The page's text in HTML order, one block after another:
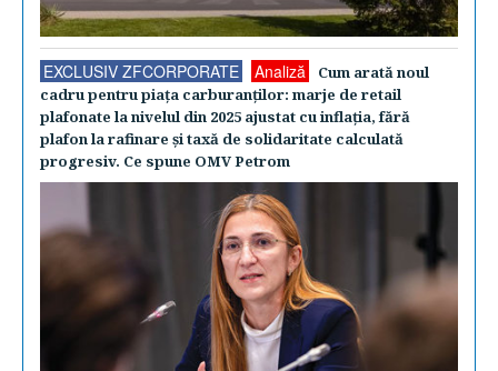
EXCLUSIV ZFCORPORATE Analiză
Cum arată noul
cadru pentru piaţa carburanţilor: marje de retail
plafonate la nivelul din 2025 ajustat cu inflaţia, fără
plafon la rafinare şi taxă de solidaritate calculată
progresiv. Ce spune OMV Petrom